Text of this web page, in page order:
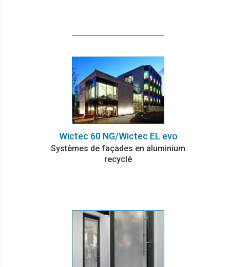
Wictec 60 NG/Wictec EL evo
Systèmes de façades en aluminium
recyclé